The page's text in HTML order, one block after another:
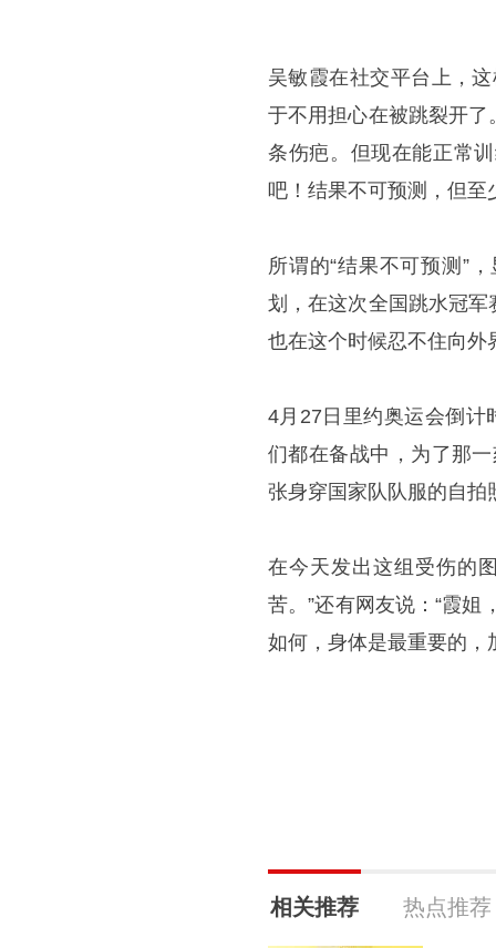
吴敏霞在社交平台上，
于不用担心在被跳裂开
条伤疤。但现在能正常
吧！结果不可预测，但至
所谓的“结果不可预测”
划，在这次全国跳水冠军
也在这个时候忍不住向外
4月27日里约奥运会倒计
们都在备战中，为了那
张身穿国家队队服的自拍
在今天发出这组受伤的
苦。”还有网友说：“霞
如何，身体是最重要的，
相关推荐 热点推荐